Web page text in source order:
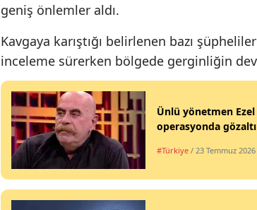
geniş önlemler aldı.
Kavgaya karıştığı belirlenen bazı
inceleme sürerken bölgede gerginliğin
Ünlü yönetmen
operasyonda
#Türkiye / 23 Temmuz 2026